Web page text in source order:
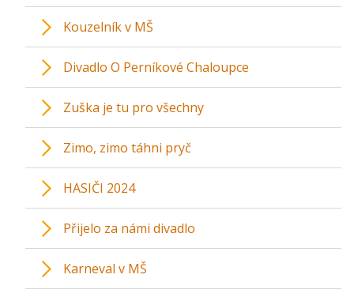
Kouzelník v MŠ
Divadlo O Perníkové Chaloupce
Zuška je tu pro všechny
Zimo, zimo táhni pryč
HASIČI 2024
Přijelo za námi divadlo
Karneval v MŠ